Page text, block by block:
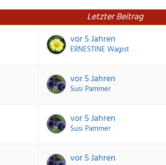
Letzter Beitrag
vor 5 Jahren
ERNESTINE Wagist
vor 5 Jahren
Susi Pammer
vor 5 Jahren
Susi Pammer
vor 5 Jahren